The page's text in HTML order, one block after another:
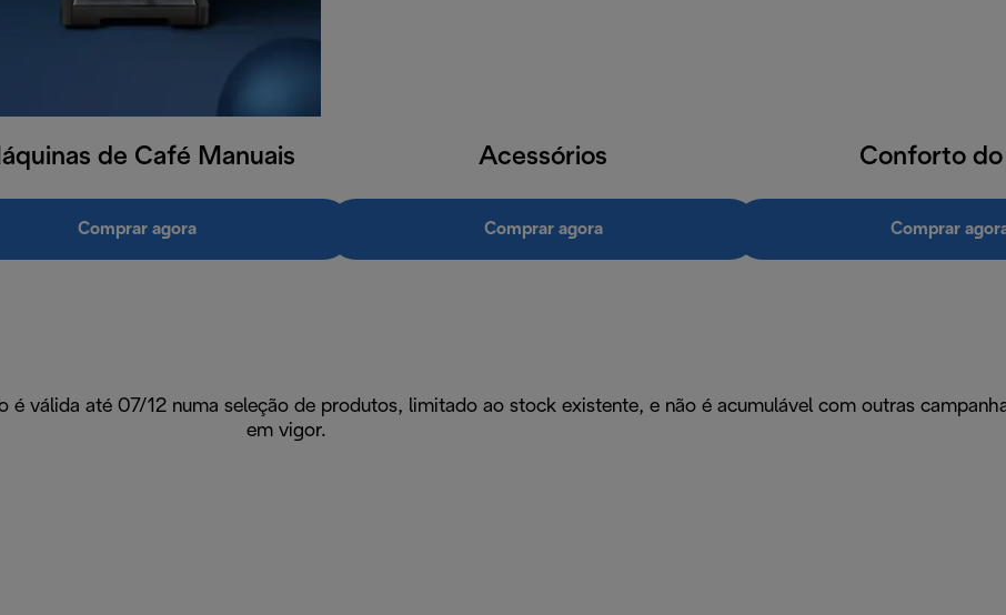
de Café Manuais
Comprar agora
Acessórios
Comprar agora
Conforto
Comprar
válida até 07/12 numa seleção de produtos, limitado ao stock existente, e não é acumulável com outras
em vigor.